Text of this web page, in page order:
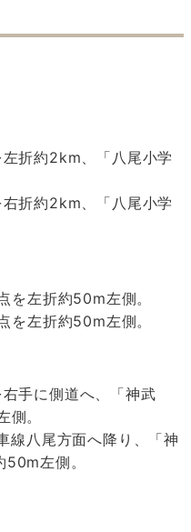
折約2km、「八尾小学
折約2km、「八尾小学
を左折約50m左側。
を左折約50m左側。
手に側道へ、「神武
。
線八尾方面へ降り、「神
左側。